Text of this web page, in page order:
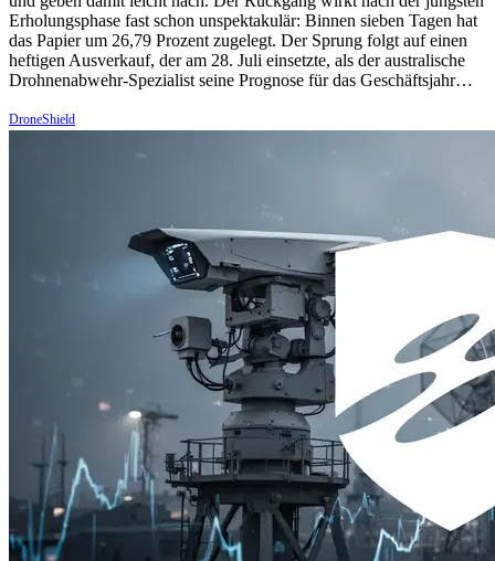
Erholungsphase fast schon unspektakulär: Binnen sieben Tagen hat
das Papier um 26,79 Prozent zugelegt. Der Sprung folgt auf einen
heftigen Ausverkauf, der am 28. Juli einsetzte, als der australische
Drohnenabwehr-Spezialist seine Prognose für das Geschäftsjahr…
DroneShield